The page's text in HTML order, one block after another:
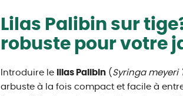
Lilas Palibin sur
robuste pour votre
Introduire le lilasPalibin( Syringa meyeri
arbuste à la fois compact et facile à